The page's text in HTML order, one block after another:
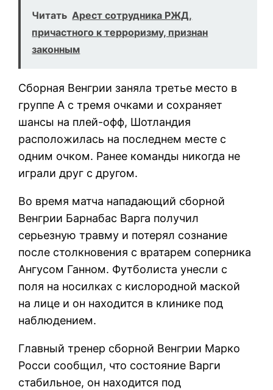
Читать Арест сотрудника РЖД,
причастного к терроризму, признан
законным
Сборная Венгрии заняла третье место в
группе А с тремя очками и сохраняет
шансы на плей-офф, Шотландия
расположилась на последнем месте с
одним очком. Ранее команды никогда не
играли друг с другом.
Во время матча нападающий сборной
Венгрии Барнабас Варга получил
серьезную травму и потерял сознание
после столкновения с вратарем соперника
Ангусом Ганном. Футболиста унесли с
поля на носилках с кислородной маской
на лице и он находится в клинике под
наблюдением.
Главный тренер сборной Венгрии Марко
Росси сообщил, что состояние Варги
стабильное, он находится под